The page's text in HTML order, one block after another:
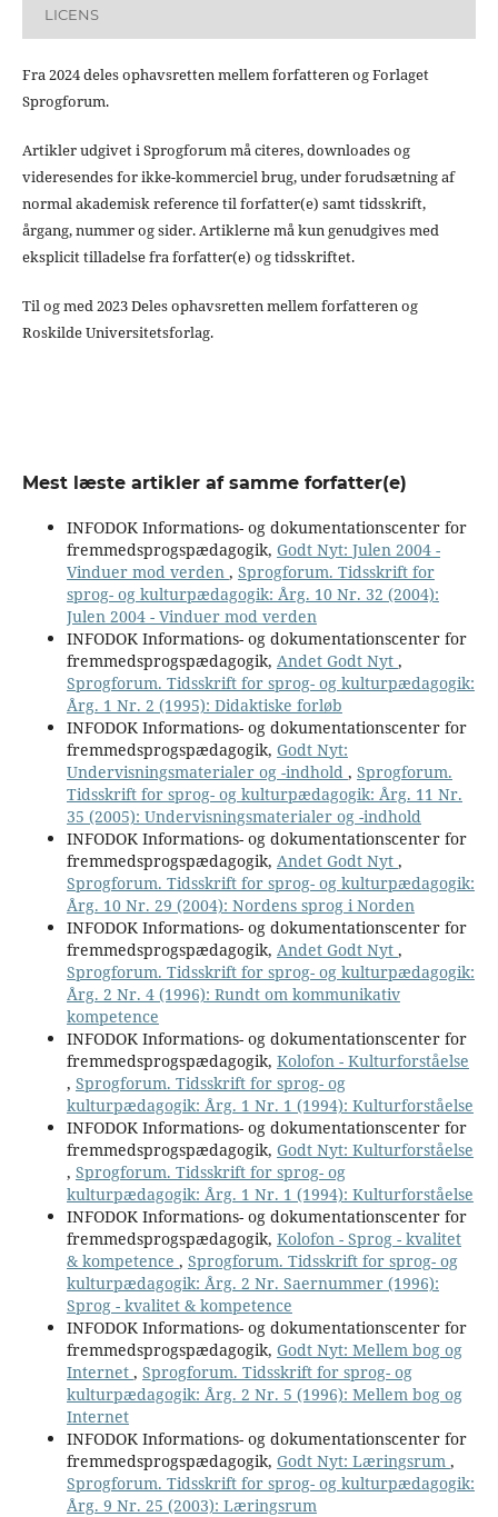
LICENS
Fra 2024 deles ophavsretten mellem forfatteren og Forlaget
Sprogforum.
Artikler udgivet i Sprogforum må citeres, downloades og
videresendes for ikke-kommerciel brug, under forudsætning af
normal akademisk reference til forfatter(e) samt tidsskrift,
årgang, nummer og sider. Artiklerne må kun genudgives med
eksplicit tilladelse fra forfatter(e) og tidsskriftet.
Til og med 2023 Deles ophavsretten mellem forfatteren og
Roskilde Universitetsforlag.
Mest læste artikler af samme forfatter(e)
INFODOK Informations- og dokumentationscenter for
fremmedsprogspædagogik, Godt Nyt: Julen 2004 -
Vinduer mod verden , Sprogforum. Tidsskrift for
sprog- og kulturpædagogik: Årg. 10 Nr. 32 (2004):
Julen 2004 - Vinduer mod verden
INFODOK Informations- og dokumentationscenter for
fremmedsprogspædagogik, Andet Godt Nyt ,
Sprogforum. Tidsskrift for sprog- og kulturpædagogik:
Årg. 1 Nr. 2 (1995): Didaktiske forløb
INFODOK Informations- og dokumentationscenter for
fremmedsprogspædagogik, Godt Nyt:
Undervisningsmaterialer og -indhold , Sprogforum.
Tidsskrift for sprog- og kulturpædagogik: Årg. 11 Nr.
35 (2005): Undervisningsmaterialer og -indhold
INFODOK Informations- og dokumentationscenter for
fremmedsprogspædagogik, Andet Godt Nyt ,
Sprogforum. Tidsskrift for sprog- og kulturpædagogik:
Årg. 10 Nr. 29 (2004): Nordens sprog i Norden
INFODOK Informations- og dokumentationscenter for
fremmedsprogspædagogik, Andet Godt Nyt ,
Sprogforum. Tidsskrift for sprog- og kulturpædagogik:
Årg. 2 Nr. 4 (1996): Rundt om kommunikativ
kompetence
INFODOK Informations- og dokumentationscenter for
fremmedsprogspædagogik, Kolofon - Kulturforståelse
, Sprogforum. Tidsskrift for sprog- og
kulturpædagogik: Årg. 1 Nr. 1 (1994): Kulturforståelse
INFODOK Informations- og dokumentationscenter for
fremmedsprogspædagogik, Godt Nyt: Kulturforståelse
, Sprogforum. Tidsskrift for sprog- og
kulturpædagogik: Årg. 1 Nr. 1 (1994): Kulturforståelse
INFODOK Informations- og dokumentationscenter for
fremmedsprogspædagogik, Kolofon - Sprog - kvalitet
& kompetence , Sprogforum. Tidsskrift for sprog- og
kulturpædagogik: Årg. 2 Nr. Saernummer (1996):
Sprog - kvalitet & kompetence
INFODOK Informations- og dokumentationscenter for
fremmedsprogspædagogik, Godt Nyt: Mellem bog og
Internet , Sprogforum. Tidsskrift for sprog- og
kulturpædagogik: Årg. 2 Nr. 5 (1996): Mellem bog og
Internet
INFODOK Informations- og dokumentationscenter for
fremmedsprogspædagogik, Godt Nyt: Læringsrum ,
Sprogforum. Tidsskrift for sprog- og kulturpædagogik:
Årg. 9 Nr. 25 (2003): Læringsrum